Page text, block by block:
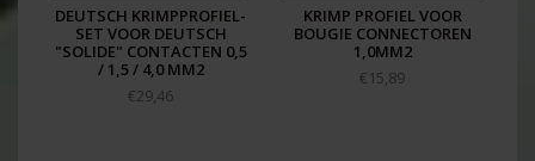
DEUTSCH KRIMPPROFIEL-
SET VOOR DEUTSCH
"SOLIDE" CONTACTEN 0,5
/ 1,5 / 4,0 MM2
€29,46
KRIMP PROFIEL VOOR
BOUGIE CONNECTOREN
1,0MM2
€15,89